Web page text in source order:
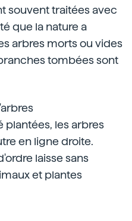
souvent traitées avec
que la nature a
arbres morts ou vides
tombées sont
les arbres
en ligne droite.
laisse sans
et plantes